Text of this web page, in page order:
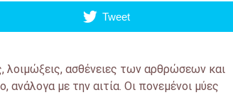
Tweet
λοιμώξεις, ασθένειες των αρθρώσεων και
με την αιτία. Οι πονεμένοι μύες